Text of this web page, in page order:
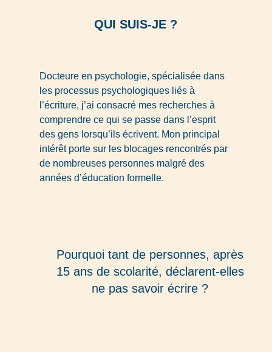
QUI SUIS-JE ?
Docteure en psychologie, spécialisée dans
les processus psychologiques liés à
l’écriture, j’ai consacré mes recherches à
comprendre ce qui se passe dans l’esprit
des gens lorsqu’ils écrivent. Mon principal
intérêt porte sur les blocages rencontrés par
de nombreuses personnes malgré des
années d’éducation formelle.
Pourquoi tant de personnes, après
15 ans de scolarité, déclarent-elles
ne pas savoir écrire ?